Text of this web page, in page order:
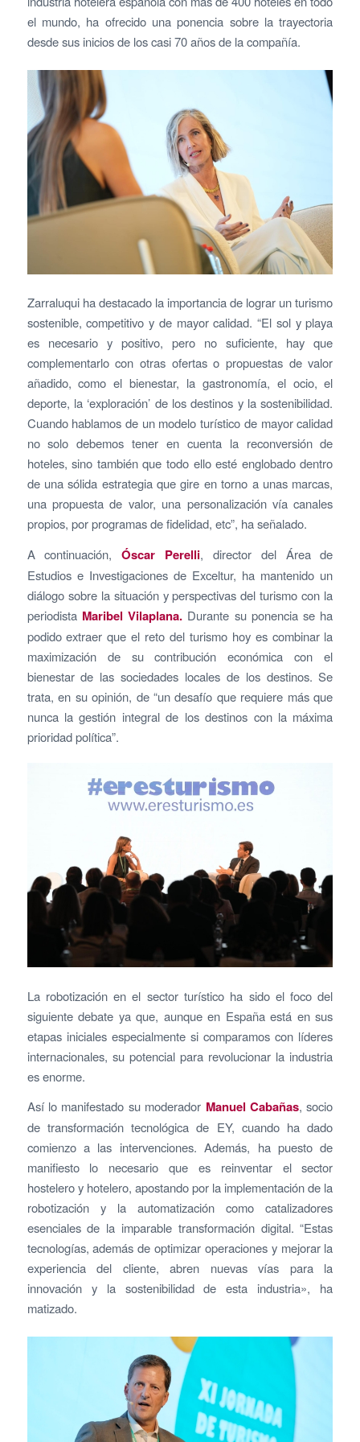
el mundo, ha ofrecido una ponencia sobre la trayectoria
desde sus inicios de los casi 70 años de la compañía.
Zarraluqui ha destacado la importancia de lograr un turismo
sostenible, competitivo y de mayor calidad. “El sol y playa
es necesario y positivo, pero no suficiente, hay que
complementarlo con otras ofertas o propuestas de valor
añadido, como el bienestar, la gastronomía, el ocio, el
deporte, la ‘exploración’ de los destinos y la sostenibilidad.
Cuando hablamos de un modelo turístico de mayor calidad
no solo debemos tener en cuenta la reconversión de
hoteles, sino también que todo ello esté englobado dentro
de una sólida estrategia que gire en torno a unas marcas,
una propuesta de valor, una personalización vía canales
propios, por programas de fidelidad, etc”, ha señalado.
A continuación, Óscar Perelli, director del Área de
Estudios e Investigaciones de Exceltur, ha mantenido un
diálogo sobre la situación y perspectivas del turismo con la
periodista Maribel Vilaplana. Durante su ponencia se ha
podido extraer que el reto del turismo hoy es combinar la
maximización de su contribución económica con el
bienestar de las sociedades locales de los destinos. Se
trata, en su opinión, de “un desafío que requiere más que
nunca la gestión integral de los destinos con la máxima
prioridad política”.
La robotización en el sector turístico ha sido el foco del
siguiente debate ya que, aunque en España está en sus
etapas iniciales especialmente si comparamos con líderes
internacionales, su potencial para revolucionar la industria
es enorme.
Así lo manifestado su moderador Manuel Cabañas, socio
de transformación tecnológica de EY, cuando ha dado
comienzo a las intervenciones. Además, ha puesto de
manifiesto lo necesario que es reinventar el sector
hostelero y hotelero, apostando por la implementación de la
robotización y la automatización como catalizadores
esenciales de la imparable transformación digital. “Estas
tecnologías, además de optimizar operaciones y mejorar la
experiencia del cliente, abren nuevas vías para la
innovación y la sostenibilidad de esta industria», ha
matizado.